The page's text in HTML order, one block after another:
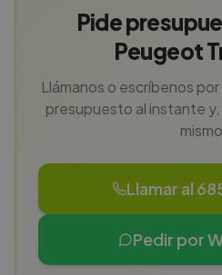
Pide
Peugeot
Llámanos o escríbenos
presupuesto al instante y,
mismo.
Llamar al
Pedir por